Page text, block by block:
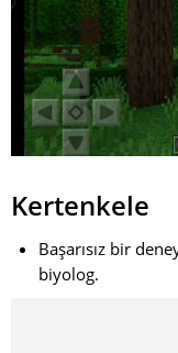
Kertenkele
Başarısız bir
biyolog.